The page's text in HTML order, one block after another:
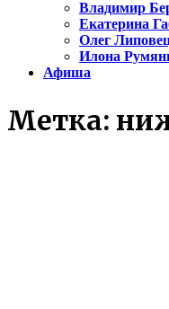
Владимир
Екатерина
Олег
Илона
Афиша
Метка: